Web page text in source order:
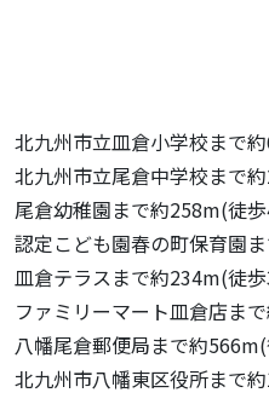
北九州市立皿倉小学校まで
北九州市立尾倉中学校まで
尾倉幼稚園まで約258m(徒
認定こども園春の町保育園
皿倉テラスまで約234m(徒
ファミリーマート皿倉店ま
八幡尾倉郵便局まで約
北九州市八幡東区役所まで